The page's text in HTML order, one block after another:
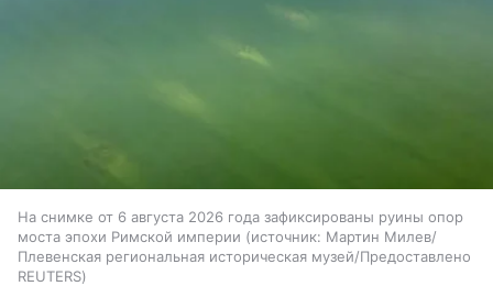
На снимке от 6 августа 2026 года зафиксированы руины опор
моста эпохи Римской империи
источник: Мартин Милев/
Плевенская региональная историческая музей/Предоставлено
REUTERS